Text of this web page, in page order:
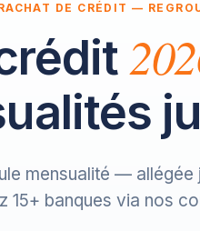
DE CRÉDIT —
mensualité —
15+ banques via nos